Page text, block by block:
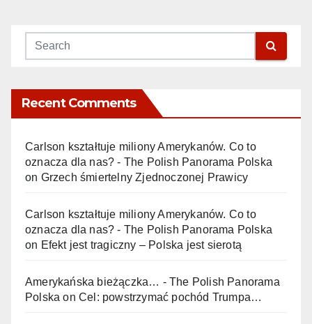
Recent Comments
Carlson kształtuje miliony Amerykanów. Co to
oznacza dla nas? - The Polish Panorama Polska
on Grzech śmiertelny Zjednoczonej Prawicy
Carlson kształtuje miliony Amerykanów. Co to
oznacza dla nas? - The Polish Panorama Polska
on Efekt jest tragiczny – Polska jest sierotą
Amerykańska bieżączka… - The Polish Panorama
Polska onCel: powstrzymać pochód Trumpa…